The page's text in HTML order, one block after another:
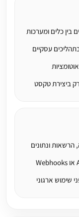
כלים ומערכות
עסקיים
הרשאות ונתונים
שימוש ארגוני